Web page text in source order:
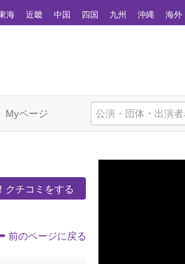
海 近畿 中国 四国 九州 沖縄 海外
Myページ
チコミをする
前のページに戻る